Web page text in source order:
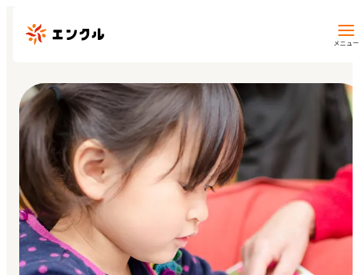
メニュー
保育園・幼稚園を探す
地図から探す
地域から探す
マイページ